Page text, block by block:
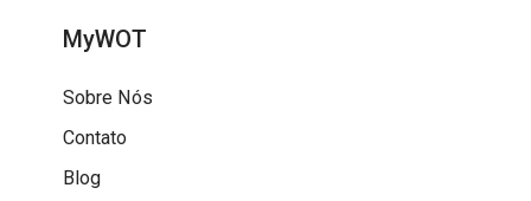
MyWOT
Sobre Nós
Contato
Blog